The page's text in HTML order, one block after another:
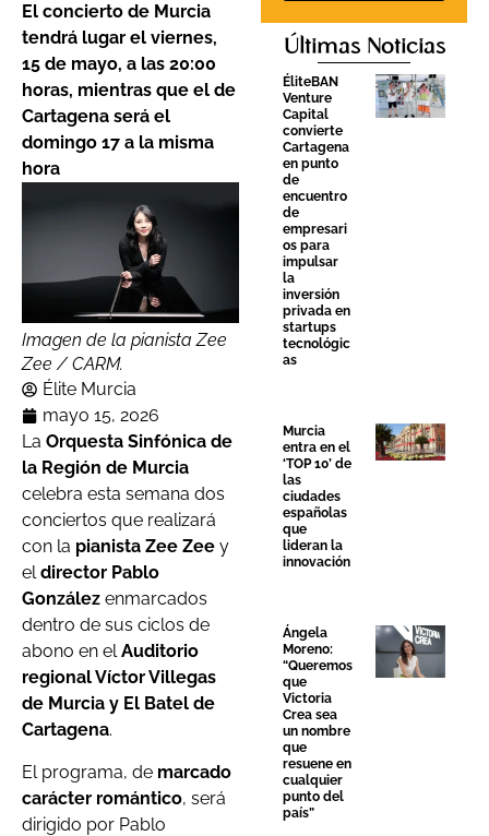
El concierto de Murcia
tendrá lugar el viernes,
15 de mayo, a las 20:00
horas, mientras que el de
Cartagena será el
domingo 17 a la misma
hora
Imagen de la pianista Zee
Zee / CARM.
Élite Murcia
mayo 15, 2026
La Orquesta Sinfónica de
la Región de Murcia
celebra esta semana dos
conciertos que realizará
con la pianista Zee Zee y
eldirector Pablo
González enmarcados
dentro de sus ciclos de
abono en elAuditorio
regional Víctor Villegas
de Murcia y El Batel de
Cartagena.
El programa, de marcado
carácter romántico, será
dirigido por Pablo
Últimas Noticias
ÉliteBAN
Venture
Capital
convierte
Cartagena
en punto
de
encuentro
de
empresari
os para
impulsar
la
inversión
privada en
startups
tecnológic
as
Murcia
entra en el
‘TOP 10’ de
las
ciudades
españolas
que
lideran la
innovación
Ángela
Moreno:
“Queremos
que
Victoria
Crea sea
un nombre
que
resuene en
cualquier
punto del
país”